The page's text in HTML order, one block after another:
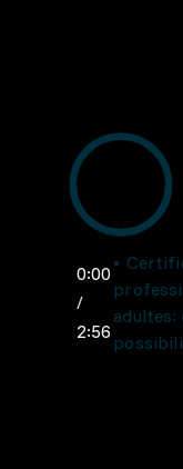
0:00
/
2:56
adultes: